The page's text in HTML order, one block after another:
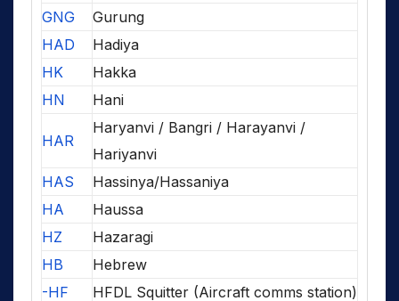
GNG
Gurung
HAD
Hadiya
HK
Hakka
HN
Hani
HAR
Haryanvi / Bangri / Harayanvi /
Hariyanvi
HAS
Hassinya/Hassaniya
HA
Haussa
HZ
Hazaragi
HB
Hebrew
-HF
HFDL Squitter (Aircraft comms station)